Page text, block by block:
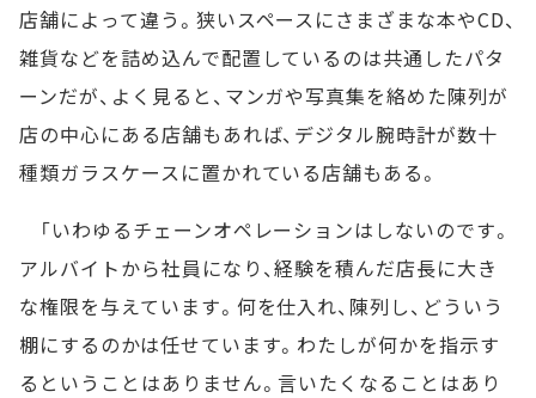
店舗によって違う。狭いスペースにさまざまな本やCD、
雑貨などを詰め込んで配置しているのは共通したパタ
ーンだが、よく見ると、マンガや写真集を絡めた陳列が
店の中心にある店舗もあれば、デジタル腕時計が数十
種類ガラスケースに置かれている店舗もある。
「いわゆるチェーンオペレーションはしないのです。
アルバイトから社員になり、経験を積んだ店長に大き
な権限を与えています。何を仕入れ、陳列し、どういう
棚にするのかは任せています。わたしが何かを指示す
るということはありません。言いたくなることはあり